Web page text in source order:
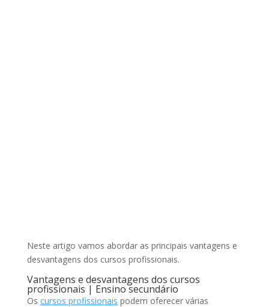
Neste artigo vamos abordar as principais vantagens e
desvantagens dos cursos profissionais.
Vantagens e desvantagens dos cursos
profissionais | Ensino secundário
Os cursos profissionais podem oferecer várias